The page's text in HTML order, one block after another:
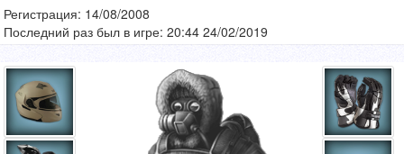
Регистрация: 14/08/2008
Последний раз был в игре: 20:44 24/02/2019